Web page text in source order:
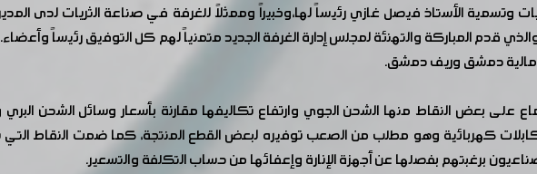
وتسمية الأستاذ فيصل غازي رئيساً لها،وخبيراً وممثلاً للغرفة في صناعة الثريات لدى
قدم المباركة والتهنئة لمجلس إدارة الغرفة الجديد متمنياً لهم كل التوفيق رئيساً
مالية دمشق وريف دمشق.
على بعض النقاط منها الشحن الجوي وارتفاع تكاليفها مقارنة بأسعار وسائل الشحن
كهربائية وهو مطلب من الصعب توفيره لبعض القطع المنتجة، كما ضمت النقاط التي تم
برغبتهم بفصلها عن أجهزة الإنارة وإعفائها من حساب التكلفة والتسعير.